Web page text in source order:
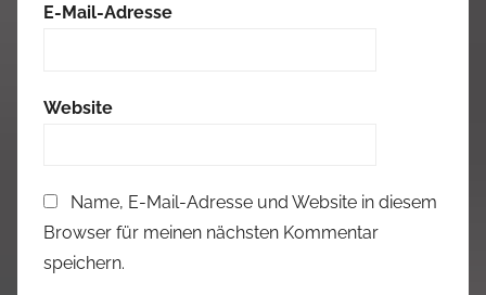
E-Mail-Adresse
Website
Name, E-Mail-Adresse und Website in diesem
Browser für meinen nächsten Kommentar
speichern.